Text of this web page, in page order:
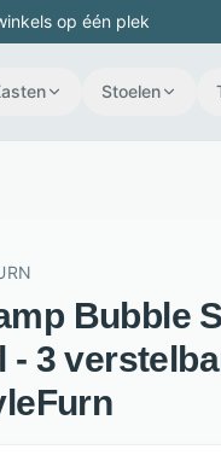
op één plek
Stoelen
Bubble
- 3